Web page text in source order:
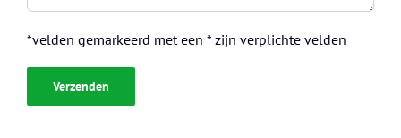
*velden gemarkeerd met een * zijn verplichte velden